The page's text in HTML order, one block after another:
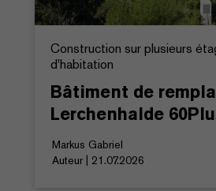
Construction sur plusieurs
d'habitation
Bâtiment de
Lerchenhalde
Markus Gabriel
Auteur | 21.07.2026